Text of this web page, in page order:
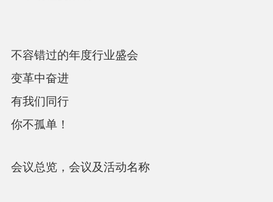
不容错过的年度行业盛会
变革中奋进
有我们同行
你不孤单！
会议总览，会议及活动名称